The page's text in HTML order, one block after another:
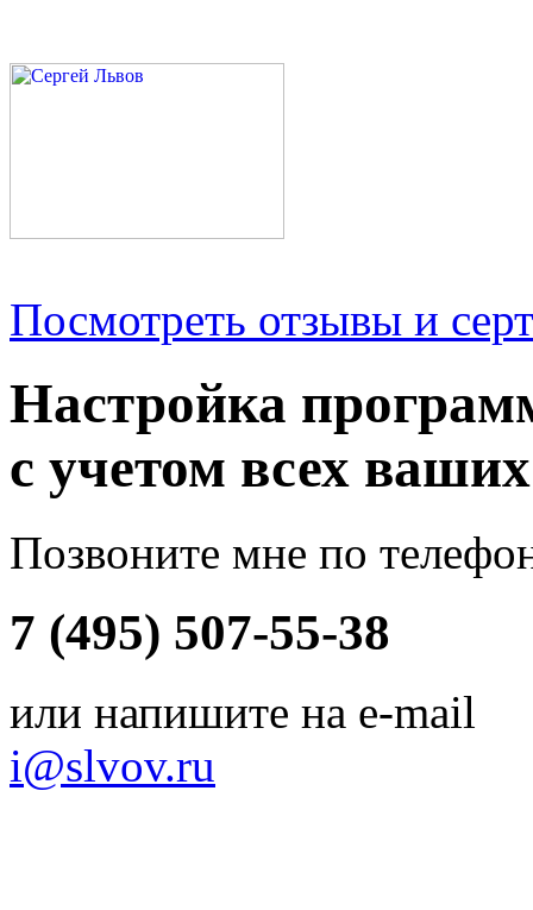
Посмотреть отзывы и
Настройка
с учетом всех
Позвоните мне по
7 (495) 507-55-38
или напишите на e-mail
i@slvov.ru